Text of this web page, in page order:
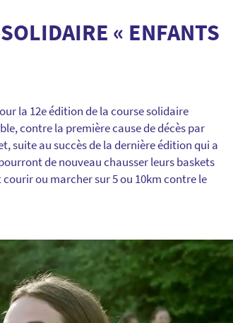
« ENFANTS
la 12e édition de la course solidaire
contre la première cause de décès par
suite au succès de la dernière édition qui a
de nouveau chausser leurs baskets
courir ou marcher sur 5 ou 10km contre le